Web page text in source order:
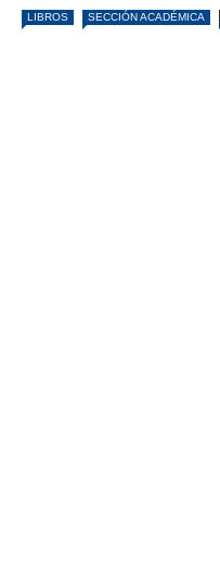
LIBROS SECCIÓN ACADÉMICA